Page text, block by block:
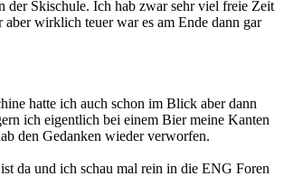
der Skischule. Ich hab zwar sehr viel freie Zeit
aber wirklich teuer war es am Ende dann gar
hatte ich auch schon im Blick aber dann
ich eigentlich bei einem Bier meine Kanten
den Gedanken wieder verworfen.
da und ich schau mal rein in die ENG Foren